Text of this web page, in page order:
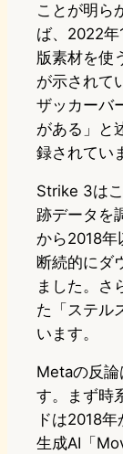
ことが明ら
ば、2022
版素材を使
が示されて
ザッカーバ
がある」と
録されてい
Strike 3は
跡データを
から2018
断続的にダ
ました。さ
た「ステル
います。
Metaの反論
す。まず時
ドは2018
生成AI「